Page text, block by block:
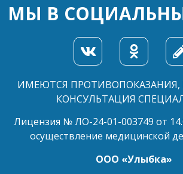
МЫ В
ИМЕЮТСЯ
КОНСУЛЬТАЦИЯ
Лицензия № ЛО-24-01-003749 от
осуществление медицинской
ООО «Улыбка»